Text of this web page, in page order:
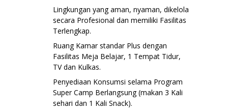
Lingkungan yang aman, nyaman, dikelola
secara Profesional dan memiliki Fasilitas
Terlengkap.
Ruang Kamar standar Plus dengan
Fasilitas Meja Belajar, 1 Tempat Tidur,
TV dan Kulkas.
Penyediaan Konsumsi selama Program
Super Camp Berlangsung (makan 3 Kali
sehari dan 1 Kali Snack).